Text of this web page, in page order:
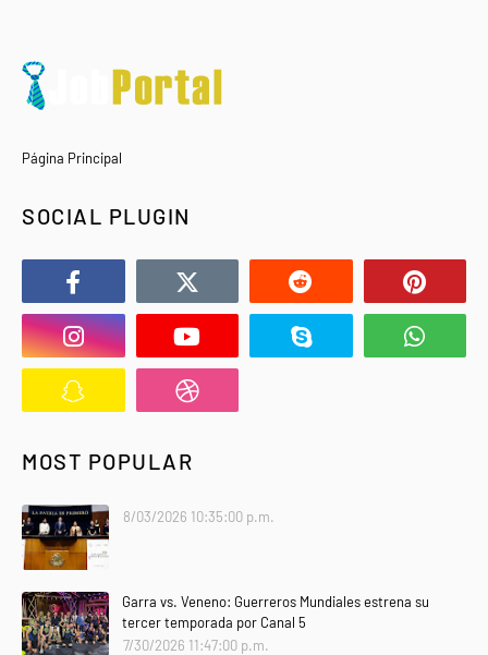
Página Principal
SOCIAL PLUGIN
MOST POPULAR
8/03/2026 10:35:00 p.m.
Garra vs. Veneno: Guerreros Mundiales estrena su
tercer temporada por Canal 5
7/30/2026 11:47:00 p.m.